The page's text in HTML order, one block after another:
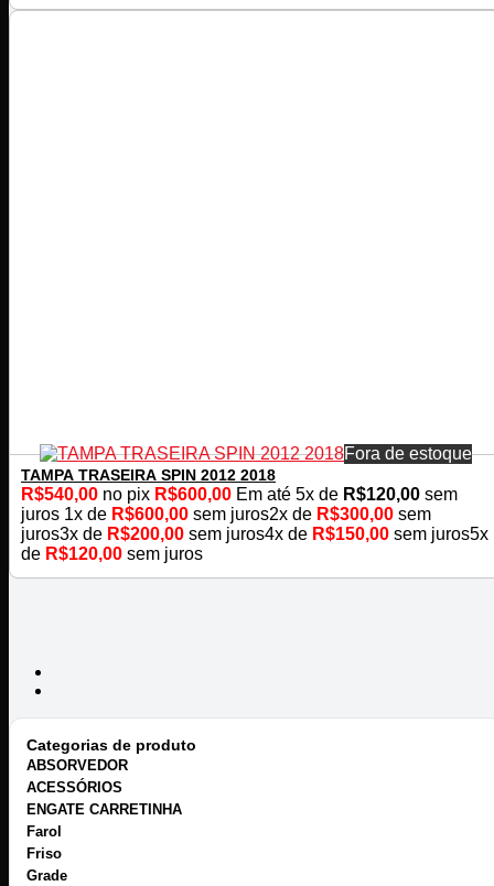
Fora de estoque
TAMPA TRASEIRA SPIN 2012 2018
R$540,00 no pix R$600,00 Em até 5x de R$120,00 sem
juros 1x de R$600,00 sem juros2x de R$300,00 sem
juros3x de R$200,00 sem juros4x de R$150,00 sem juros5x
de R$120,00 sem juros
Categorias de produto
ABSORVEDOR
ACESSÓRIOS
ENGATE CARRETINHA
Farol
Friso
Grade